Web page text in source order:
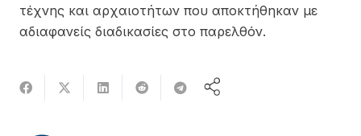
τέχνης και αρχαιοτήτων που αποκτήθηκαν με
αδιαφανείς διαδικασίες στο παρελθόν.